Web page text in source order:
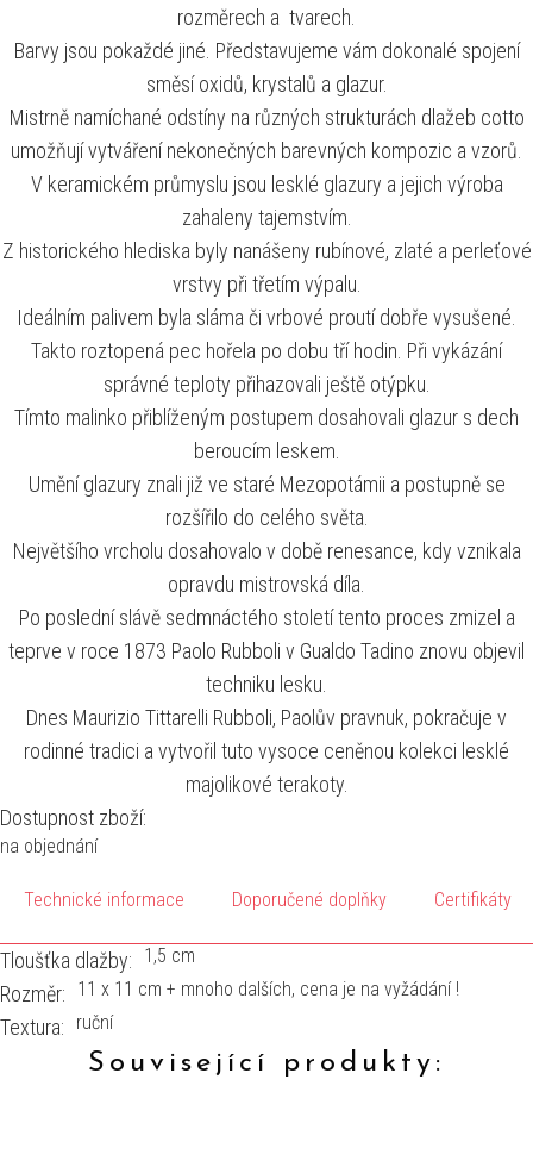
rozměrech a tvarech.
Barvy jsou pokaždé jiné. Představujeme vám dokonalé spojení
směsí oxidů, krystalů a glazur.
Mistrně namíchané odstíny na různých strukturách dlažeb cotto
umožňují vytváření nekonečných barevných kompozic a vzorů.
V keramickém průmyslu jsou lesklé glazury a jejich výroba
zahaleny tajemstvím.
Z historického hlediska byly nanášeny rubínové, zlaté a perleťové
vrstvy při třetím výpalu.
Ideálním palivem byla sláma či vrbové proutí dobře vysušené.
Takto roztopená pec hořela po dobu tří hodin. Při vykázání
správné teploty přihazovali ještě otýpku.
Tímto malinko přiblíženým postupem dosahovali glazur s dech
beroucím leskem.
Umění glazury znali již ve staré Mezopotámii a postupně se
rozšířilo do celého světa.
Největšího vrcholu dosahovalo v době renesance, kdy vznikala
opravdu mistrovská díla.
Po poslední slávě sedmnáctého století tento proces zmizel a
teprve v roce 1873 Paolo Rubboli v Gualdo Tadino znovu objevil
techniku ​​lesku.
Dnes Maurizio Tittarelli Rubboli, Paolův pravnuk, pokračuje v
rodinné tradici a vytvořil tuto vysoce ceněnou kolekci lesklé
majolikové terakoty.
Dostupnost zboží:
na objednání
Technické informace Doporučené doplňky Certifikáty
Tloušťka dlažby: 1,5 cm
Rozměr: 11 x 11 cm + mnoho dalších, cena je na vyžádání !
Textura: ruční
Související produkty: